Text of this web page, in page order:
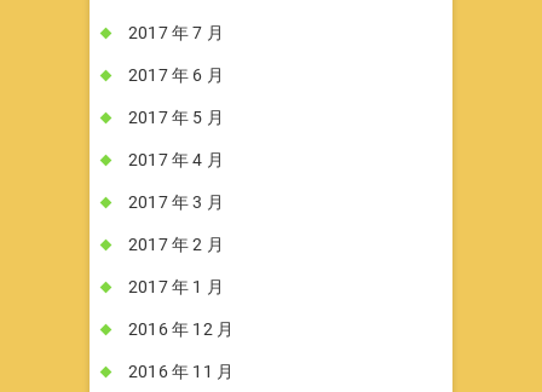
2017 年 7 月
2017 年 6 月
2017 年 5 月
2017 年 4 月
2017 年 3 月
2017 年 2 月
2017 年 1 月
2016 年 12 月
2016 年 11 月